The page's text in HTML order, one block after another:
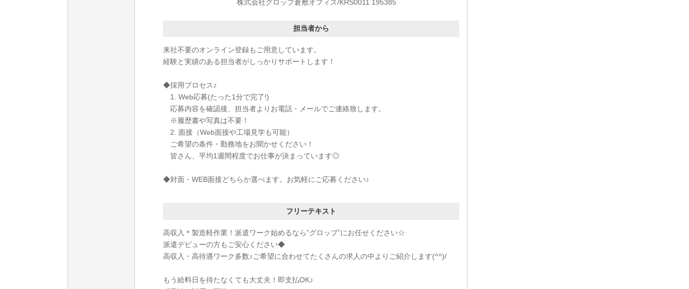
株式会社グロップ倉敷オフィス/KRS0011 195385
担当者から
来社不要のオンライン登録もご用意しています。
経験と実績のある担当者がしっかりサポートします！
◆採用プロセス♪
1. Web応募(たった1分で完了!)
応募内容を確認後、担当者よりお電話・メールでご連絡致します。
※履歴書や写真は不要！
2. 面接（Web面接や工場見学も可能）
ご希望の条件・勤務地をお聞かせください！
皆さん、平均1週間程度でお仕事が決まっています◎
◆対面・WEB面接どちらか選べます。お気軽にご応募ください♪
フリーテキスト
高収入＊製造軽作業！派遣ワーク始めるなら”グロップ”にお任せください☆
派遣デビューの方もご安心ください◆
高収入・高待遇ワーク多数♪ご希望に合わせてたくさんの求人の中よりご紹介します(^^)/
もう給料日を待たなくても大丈夫！即支払OK♪